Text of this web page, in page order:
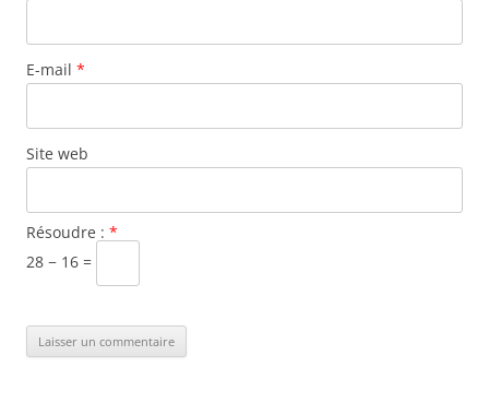
E-mail *
Site web
Résoudre : *
28 − 16 =